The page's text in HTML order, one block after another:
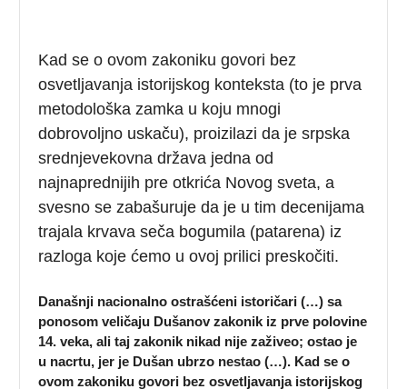
Kad se o ovom zakoniku govori bez
osvetljavanja istorijskog konteksta (to je prva
metodološka zamka u koju mnogi
dobrovoljno uskaču), proizilazi da je srpska
srednjevekovna država jedna od
najnaprednijih pre otkrića Novog sveta, a
svesno se zabašuruje da je u tim decenijama
trajala krvava seča bogumila (patarena) iz
razloga koje ćemo u ovoj prilici preskočiti.
Današnji nacionalno ostrašćeni istoričari (…) sa
ponosom veličaju Dušanov zakonik iz prve polovine
14. veka, ali taj zakonik nikad nije zaživeo; ostao je
u nacrtu, jer je Dušan ubrzo nestao (…). Kad se o
ovom zakoniku govori bez osvetljavanja istorijskog